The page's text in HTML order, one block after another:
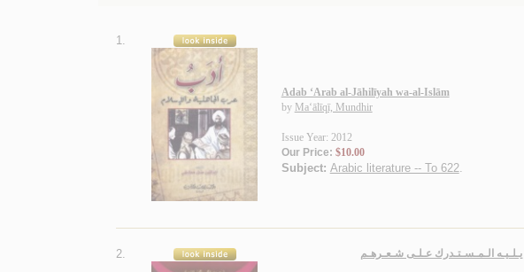
1.
Adab ‘Arab al-Jāhilīyah wa-al-Islām
by Ma‘ālīqī, Mundhir
Issue Year: 2012
Our Price: $10.00
Subject: Arabic literature -- To 622.
2.
يـلـيـه الـمـسـتـدرك عـلـى شـعـرهـم